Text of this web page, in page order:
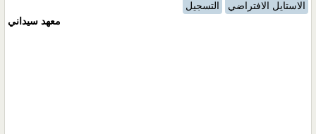
الاستايل الافتراضي
التسجيل
معهد سيداني